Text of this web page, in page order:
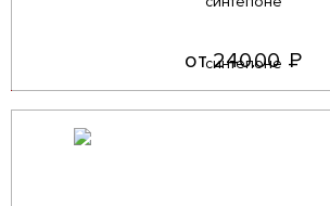
от 240.00 Р
УБ.